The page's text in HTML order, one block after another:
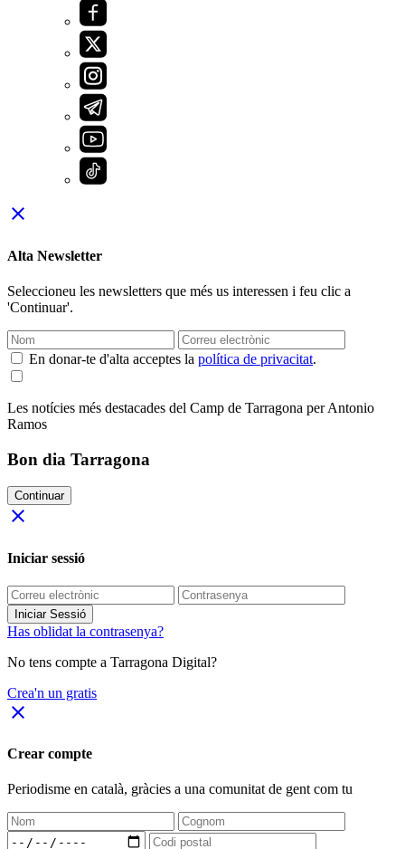
close
Alta Newsletter
Seleccioneu les newsletters que més us interessen i feu clic a
'Continuar'.
En donar-te d'alta acceptes la política de privacitat.
Les notícies més destacades del Camp de Tarragona per Antonio
Ramos
Bon dia Tarragona
Continuar
close
Iniciar sessió
Iniciar Sessió
Has oblidat la contrasenya?
No tens compte a Tarragona Digital?
Crea'n un gratis
close
Crear compte
Periodisme en català, gràcies a una comunitat de gent com tu